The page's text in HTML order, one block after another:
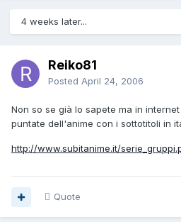
4 weeks later...
Reiko81
Posted April 24, 2006
Non so se già lo sapete ma in
puntate dell'anime con i sottotitoli in
http://www.subitanime.it/
Quote